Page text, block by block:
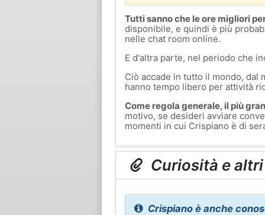
Tutti sanno che le ore migliori
disponibile, e quindi è più
nelle chat room online.
E d'altra parte, nel periodo che
Ciò accade in tutto il mondo,
hanno tempo libero per attività
Come regola generale, il più
motivo, se desideri avviare
momenti in cui Crispiano è di
Curiosità e
Crispiano è anche